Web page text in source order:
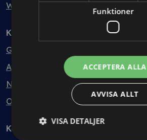
Webbinarium
Kunskapsbank
Guider
Avtalsmallar
Nyheter
Ordlista
Kontakt
Funktioner
ACCEPTERA ALLA
AVVISA ALLT
VISA DETALJER